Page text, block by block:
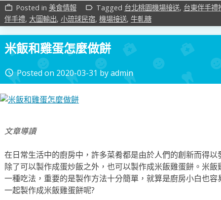
work_outline Posted in 美食情報 label_outline Tagged 台北桃園機場接送, 台東伴手禮
伴手禮, 大圖輸出, 小琉球民宿, 機場接送, 牛軋糖
米飯和雞蛋怎麼做餅
access_time Posted on 2020-03-31 byadmin
文章導讀
在日常生活中的廚房中，許多菜肴都是由於人們的創新而得
除了可以製作成蛋炒飯之外，也可以製作成米飯雞蛋餅。米
一種吃法，重要的是製作方法十分簡單，就算是廚房小白也
一起製作成米飯雞蛋餅呢?